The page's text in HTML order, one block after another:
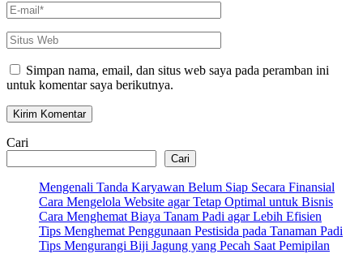
E-
mail*
Situs
Web
Simpan nama, email, dan situs web saya pada peramban ini
untuk komentar saya berikutnya.
Cari
Cari
Mengenali Tanda Karyawan Belum Siap Secara Finansial
Cara Mengelola Website agar Tetap Optimal untuk Bisnis
Cara Menghemat Biaya Tanam Padi agar Lebih Efisien
Tips Menghemat Penggunaan Pestisida pada Tanaman Padi
Tips Mengurangi Biji Jagung yang Pecah Saat Pemipilan